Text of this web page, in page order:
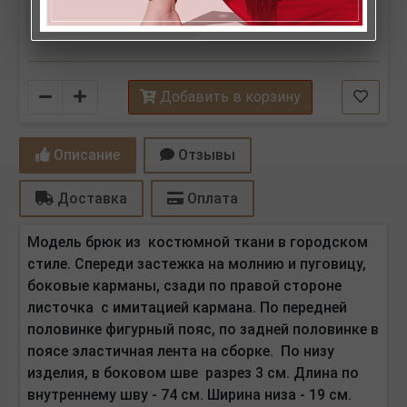
Количество Добавить в корзину
Описание Отзывы
Доставка Оплата
Модель брюк из костюмной ткани в городском
стиле. Спереди застежка на молнию и пуговицу,
боковые карманы, сзади по правой стороне
листочка с имитацией кармана. По передней
половинке фигурный пояс, по задней половинке в
поясе эластичная лента на сборке. По низу
изделия, в боковом шве разрез 3 см. Длина по
внутреннему шву - 74 см. Ширина низа - 19 см.